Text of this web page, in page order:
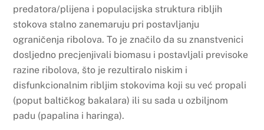
predatora/plijena i populacijska struktura ribljih
stokova stalno zanemaruju pri postavljanju
ograničenja ribolova. To je značilo da su znanstvenici
dosljedno precjenjivali biomasu i postavljali previsoke
razine ribolova, što je rezultiralo niskim i
disfunkcionalnim ribljim stokovima koji su već propali
(poput baltičkog bakalara) ili su sada u ozbiljnom
padu (papalina i haringa).